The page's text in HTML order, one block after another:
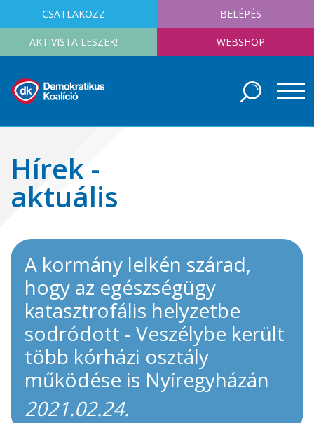
CSATLAKOZZ BELÉPÉS
AKTIVISTA LESZEK! WEBSHOP
Hírek -
aktuális
A kormány lelkén szárad,
hogy az egészségügy
katasztrofális helyzetbe
sodródott - Veszélybe került
több kórházi osztály
működése is Nyíregyházán
2021.02.24.